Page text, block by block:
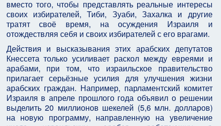
вместо того, чтобы представлять реальные интересы
своих избирателей, Тиби, Зуаби, Захалка и другие
тратят своё время, на осуждения Израиля и
отождествляя себя и своих избирателей с его врагами.
Действия и высказывания этих арабских депутатов
Кнессета только усиливает раскол между евреями и
арабами, при том, что израильское правительство
прилагает серьёзные усилия для улучшения жизни
арабских граждан. Например, парламентский комитет
Израиля в апреле прошлого года объявил о решении
выделить 20 миллионов шекелей (5,6 млн. долларов)
на новую программу, направленную на увеличение